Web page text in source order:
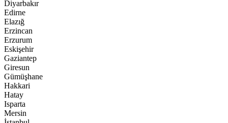
Diyarbakır
Edirne
Elazığ
Erzincan
Erzurum
Eskişehir
Gaziantep
Giresun
Gümüşhane
Hakkari
Hatay
Isparta
Mersin